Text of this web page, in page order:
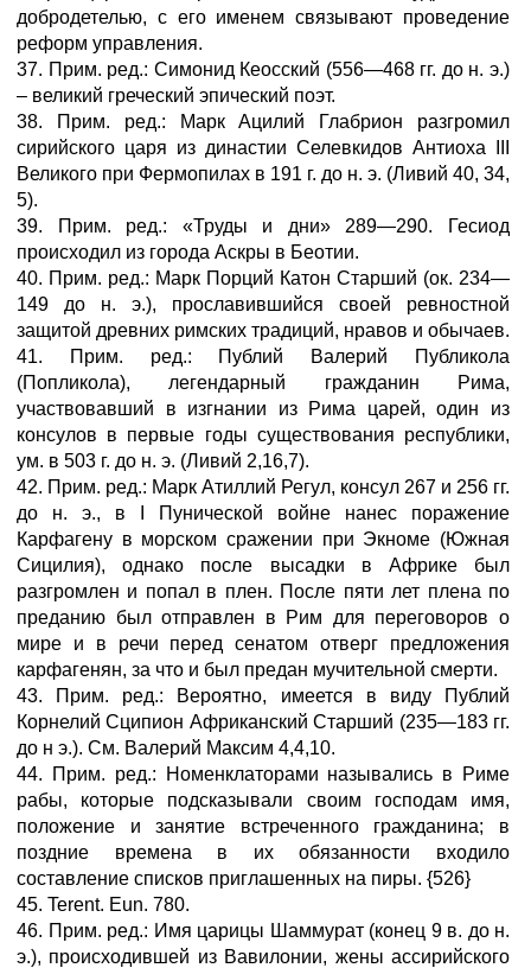
добродетелью, с его именем связывают проведение
реформ управления.
37. Прим. ред.: Симонид Кеосский (556—468 гг. до н. э.)
– великий греческий эпический поэт.
38. Прим. ред.: Марк Ацилий Глабрион разгромил
сирийского царя из династии Селевкидов Антиоха III
Великого при Фермопилах в 191 г. до н. э. (Ливий 40, 34,
5).
39. Прим. ред.: «Труды и дни» 289—290. Гесиод
происходил из города Аскры в Беотии.
40. Прим. ред.: Марк Порций Катон Старший (ок. 234—
149 до н. э.), прославившийся своей ревностной
защитой древних римских традиций, нравов и обычаев.
41. Прим. ред.: Публий Валерий Публикола
(Попликола), легендарный гражданин Рима,
участвовавший в изгнании из Рима царей, один из
консулов в первые годы существования республики,
ум. в 503 г. до н. э. (Ливий 2,16,7).
42. Прим. ред.: Марк Атиллий Регул, консул 267 и 256 гг.
до н. э., в I Пунической войне нанес поражение
Карфагену в морском сражении при Экноме (Южная
Сицилия), однако после высадки в Африке был
разгромлен и попал в плен. После пяти лет плена по
преданию был отправлен в Рим для переговоров о
мире и в речи перед сенатом отверг предложения
карфагенян, за что и был предан мучительной смерти.
43. Прим. ред.: Вероятно, имеется в виду Публий
Корнелий Сципион Африканский Старший (235—183 гг.
до н э.). См. Валерий Максим 4,4,10.
44. Прим. ред.: Номенклаторами назывались в Риме
рабы, которые подсказывали своим господам имя,
положение и занятие встреченного гражданина; в
поздние времена в их обязанности входило
составление списков приглашенных на пиры. {526}
45. Terent. Eun. 780.
46. Прим. ред.: Имя царицы Шаммурат (конец 9 в. до н.
э.), происходившей из Вавилонии, жены ассирийского